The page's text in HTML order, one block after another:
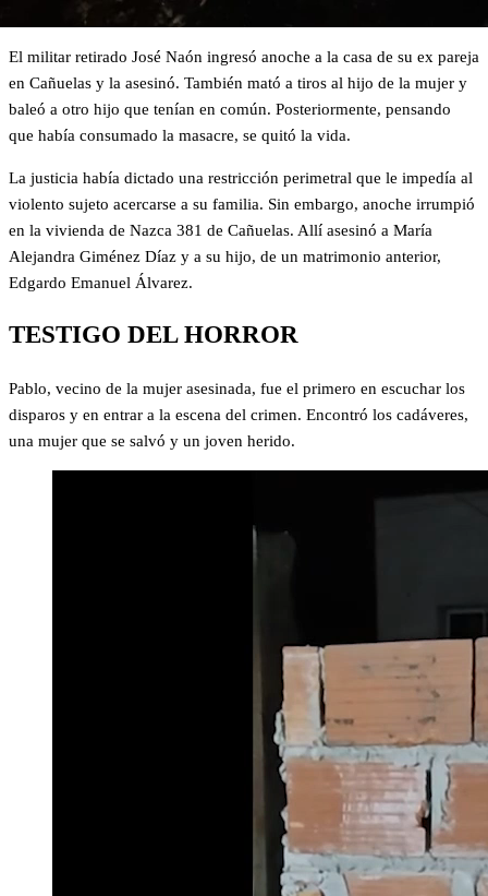
El militar retirado José Naón ingresó anoche a la casa de su ex pareja
en Cañuelas y la asesinó. También mató a tiros al hijo de la mujer y
baleó a otro hijo que tenían en común. Posteriormente, pensando
que había consumado la masacre, se quitó la vida.
La justicia había dictado una restricción perimetral que le impedía al
violento sujeto acercarse a su familia. Sin embargo, anoche irrumpió
en la vivienda de Nazca 381 de Cañuelas. Allí asesinó a María
Alejandra Giménez Díaz y a su hijo, de un matrimonio anterior,
Edgardo Emanuel Álvarez.
TESTIGO DEL HORROR
Pablo, vecino de la mujer asesinada, fue el primero en escuchar los
disparos y en entrar a la escena del crimen. Encontró los cadáveres,
una mujer que se salvó y un joven herido.